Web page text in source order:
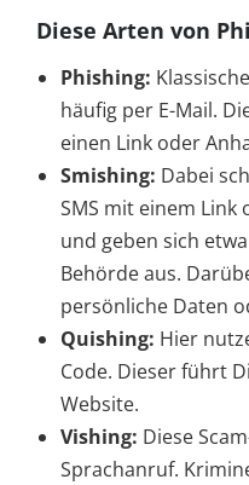
Diese Arten von
Phishing:
häufig per E-Mail.
einen Link oder
Smishing: Dabei
SMS mit einem
und geben sich
Behörde aus.
persönliche Daten
Quishing: Hier
Code. Dieser führt
Website.
Vishing: Diese
Sprachanruf.